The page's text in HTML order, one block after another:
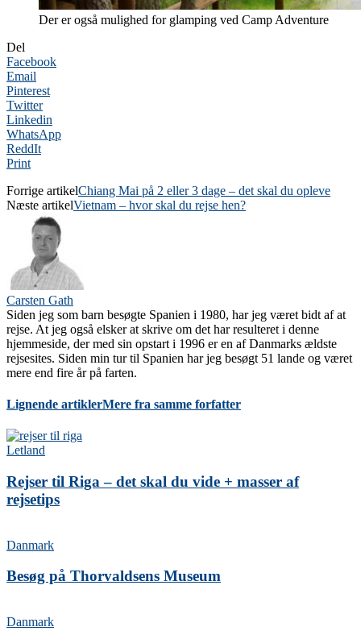
Der er også mulighed for glamping ved Camp Adventure
Del
Facebook
Email
Pinterest
Twitter
Linkedin
WhatsApp
ReddIt
Print
Forrige artikelChiang Mai på 2 eller 3 dage – det skal du opleve
Næste artikelVietnam – hvor skal du rejse hen?
Carsten Gath
Siden jeg som barn besøgte Spanien i 1980, har jeg været bidt af at
rejse. At jeg også elsker at skrive om det har resulteret i denne
hjemmeside, der med sin opstart i 1996 er en af Danmarks ældste
rejsesites. Siden min tur til Spanien har jeg besøgt 51 lande og været
mere end fire år på farten.
Lignende artiklerMere fra samme forfatter
Letland
Rejser til Riga – det skal du vide + masser af
rejsetips
Danmark
Besøg på Thorvaldsens Museum
Danmark